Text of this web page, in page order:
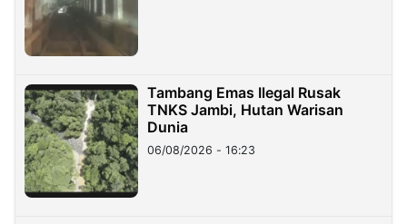
Tambang Emas Ilegal Rusak
TNKS Jambi, Hutan Warisan
Dunia
06/08/2026 - 16:23